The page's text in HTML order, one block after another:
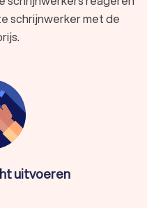
Trustlocal en zet de
droomproject in
schrijnwerker met de
uitvoeren